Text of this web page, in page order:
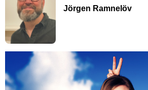
Jörgen Ramnelöv